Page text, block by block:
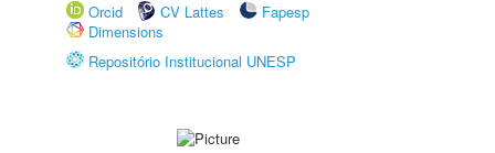
Orcid
CV Lattes
Fapesp
Dimensions
Repositório Institucional UNESP